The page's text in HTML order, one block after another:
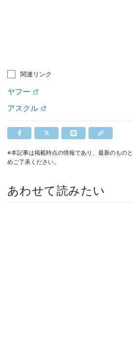
関連リンク
ヤフー
アスクル
※本記事は掲載時点の情報であり、最新のもの
めご了承ください。
あわせて読みたい